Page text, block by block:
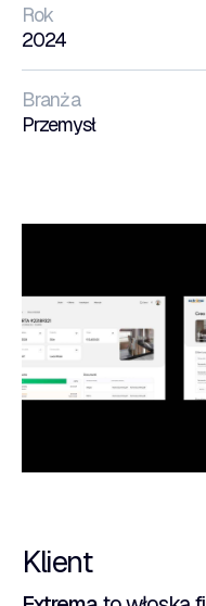
Rok
2024
Branża
Przemysł
Klient